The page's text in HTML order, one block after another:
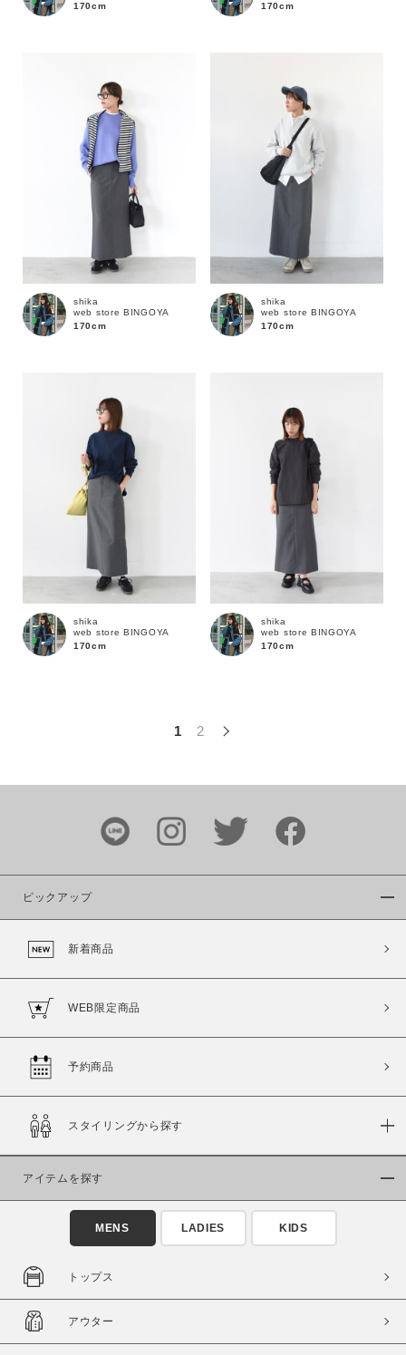
この条件で絞り込む
170cm
170cm
shika
web store BINGOYA
170cm
shika
web store BINGOYA
170cm
shika
web store BINGOYA
170cm
shika
web store BINGOYA
170cm
1 2
ピックアップ
新着商品
WEB限定商品
予約商品
スタイリングから探す
アイテムを探す
MENS LADIES KIDS
トップス
アウター